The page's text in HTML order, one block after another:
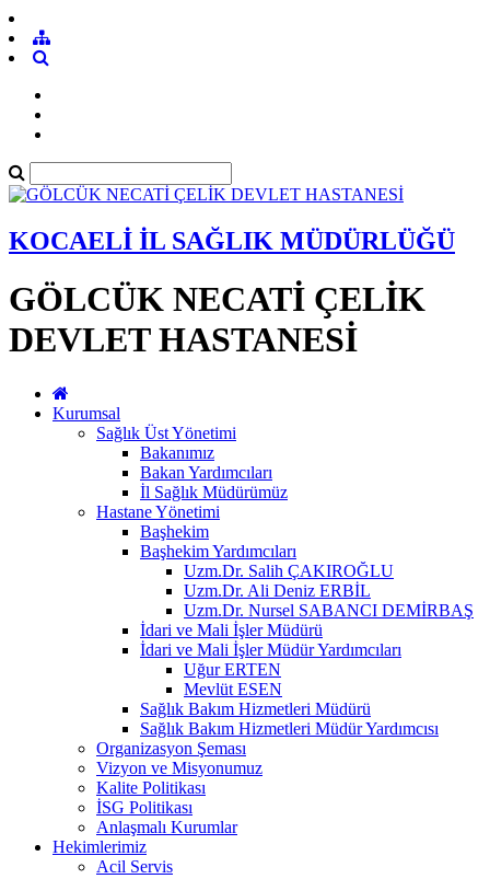
KOCAELİ İL SAĞLIK MÜDÜRLÜĞÜ
GÖLCÜK NECATİ ÇELİK
DEVLET HASTANESİ
Kurumsal
Sağlık Üst Yönetimi
Bakanımız
Bakan Yardımcıları
İl Sağlık Müdürümüz
Hastane Yönetimi
Başhekim
Başhekim Yardımcıları
Uzm.Dr. Salih ÇAKIROĞLU
Uzm.Dr. Ali Deniz ERBİL
Uzm.Dr. Nursel SABANCI DEMİRBAŞ
İdari ve Mali İşler Müdürü
İdari ve Mali İşler Müdür Yardımcıları
Uğur ERTEN
Mevlüt ESEN
Sağlık Bakım Hizmetleri Müdürü
Sağlık Bakım Hizmetleri Müdür Yardımcısı
Organizasyon Şeması
Vizyon ve Misyonumuz
Kalite Politikası
İSG Politikası
Anlaşmalı Kurumlar
Hekimlerimiz
Acil Servis